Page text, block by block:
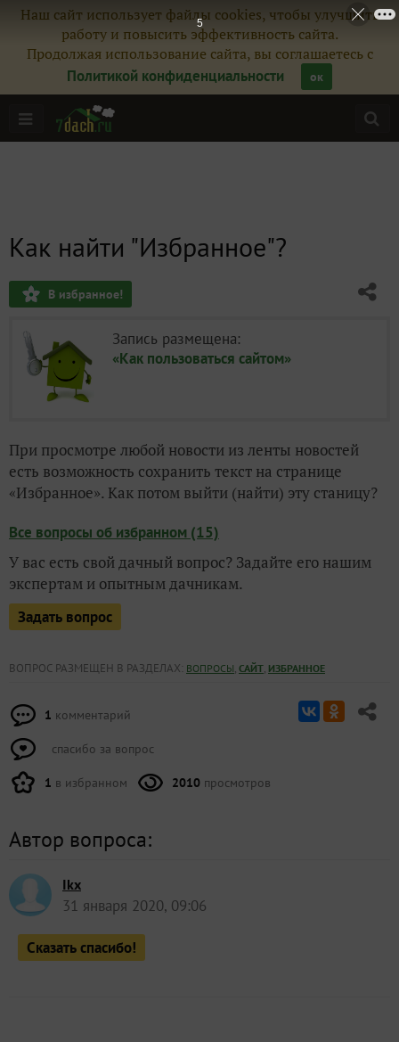
Наш сайт использует файлы cookies, чтобы улучшить
работу и повысить эффективность сайта.
Продолжая использование сайта, вы соглашаетесь с
Политикой конфиденциальности
ок
Как найти "Избранное"?
В избранное!
Запись размещена:
«Как пользоваться сайтом»
При просмотре любой новости из ленты новостей
есть возможность сохранить текст на странице
«Избранное». Как потом выйти (найти) эту станицу?
Все вопросы об избранном (15)
У вас есть свой дачный вопрос? Задайте его нашим
экспертам и опытным дачникам.
Задать вопрос
ВОПРОС РАЗМЕЩЕН В РАЗДЕЛАХ: ВОПРОСЫ, САЙТ, ИЗБРАННОЕ
1 комментарий
спасибо за вопрос
1 в избранном 2010 просмотров
Автор вопроса:
Ikx
31 января 2020, 09:06
Сказать спасибо!
5